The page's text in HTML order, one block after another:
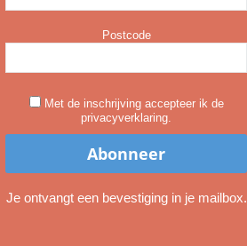
Postcode
Met de inschrijving accepteer ik de
privacyverklaring.
Je ontvangt een bevestiging in je mailbox.